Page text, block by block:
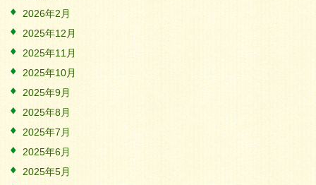
2026年2月
2025年12月
2025年11月
2025年10月
2025年9月
2025年8月
2025年7月
2025年6月
2025年5月